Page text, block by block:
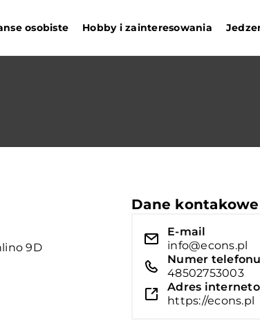
osobiste Hobby i zainteresowania
9D
Dane kontakowe
E-mail
info@econs.pl
Numer telefonu
48502753003
Adres
https://econs.pl